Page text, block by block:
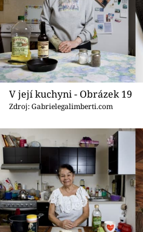
V její kuchyni - Obrázek 19
Zdroj: Gabrielegalimberti.com